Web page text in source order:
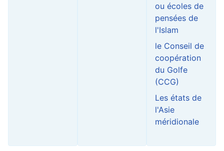
ou écoles de
pensées de
l'Islam
le Conseil de
coopération
du Golfe
(CCG)
Les états de
l'Asie
méridionale